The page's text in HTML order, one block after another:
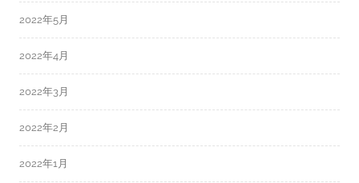
2022年5月
2022年4月
2022年3月
2022年2月
2022年1月